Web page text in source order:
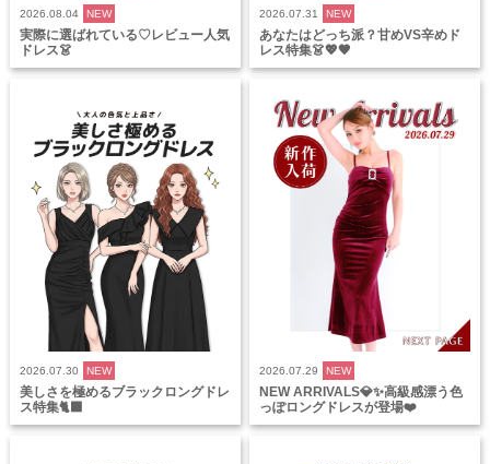
2026.08.04 NEW
実際に選ばれている♡レビュー人気
ドレス👗
2026.07.31 NEW
あなたはどっち派？甘めVS辛めド
レス特集👗💖🖤
2026.07.30 NEW
美しさを極めるブラックロングドレ
ス特集🐈‍⬛
2026.07.29 NEW
NEW ARRIVALS💎✨高級感漂う色
っぽロングドレスが登場❤️